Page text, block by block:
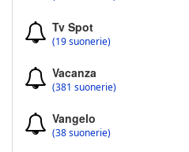
Tv Spot
(19 suonerie)
Vacanza
(381 suonerie)
Vangelo
(38 suonerie)